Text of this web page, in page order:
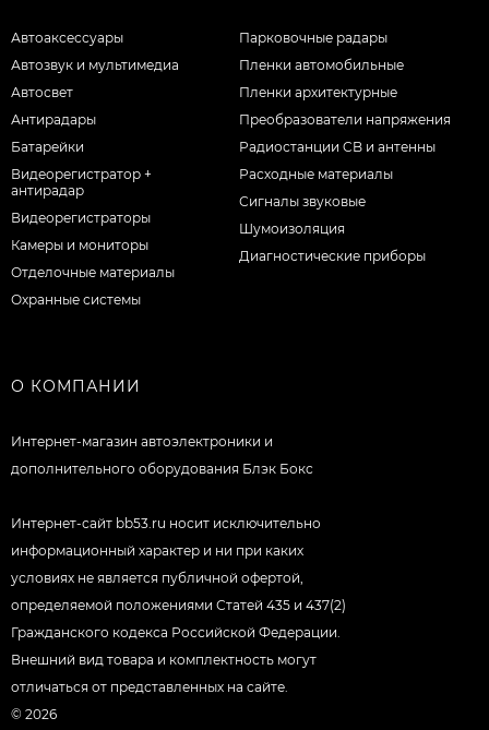
Автоаксессуары
Автозвук и мультимедиа
Автосвет
Антирадары
Батарейки
Видеорегистратор +
антирадар
Видеорегистраторы
Камеры и мониторы
Отделочные материалы
Охранные системы
Парковочные радары
Пленки автомобильные
Пленки архитектурные
Преобразователи напряжения
Радиостанции CB и антенны
Расходные материалы
Сигналы звуковые
Шумоизоляция
Диагностические приборы
О КОМПАНИИ
Интернет-магазин автоэлектроники и
дополнительного оборудования Блэк Бокс
Интернет-сайт bb53.ru носит исключительно
информационный характер и ни при каких
условиях не является публичной офертой,
определяемой положениями Статей 435 и 437(2)
Гражданского кодекса Российской Федерации.
Внешний вид товара и комплектность могут
отличаться от представленных на сайте.
© 2026